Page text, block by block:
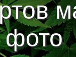
фото